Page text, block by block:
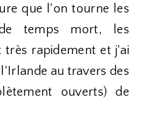
que l'on tourne les
temps mort, les
très rapidement et j'ai
au travers des
ouverts) de